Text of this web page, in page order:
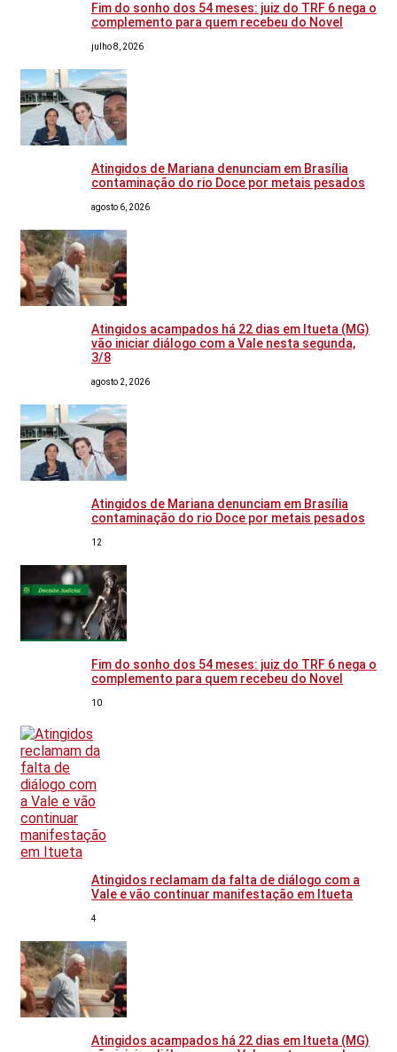
Fim do sonho dos 54 meses: juiz do TRF 6 nega o
complemento para quem recebeu do Novel
julho 8, 2026
Atingidos de Mariana denunciam em Brasília
contaminação do rio Doce por metais pesados
agosto 6, 2026
Atingidos acampados há 22 dias em Itueta (MG)
vão iniciar diálogo com a Vale nesta segunda,
3/8
agosto 2, 2026
Atingidos de Mariana denunciam em Brasília
contaminação do rio Doce por metais pesados
12
Fim do sonho dos 54 meses: juiz do TRF 6 nega o
complemento para quem recebeu do Novel
10
Atingidos reclamam da falta de diálogo com a
Vale e vão continuar manifestação em Itueta
4
Atingidos acampados há 22 dias em Itueta (MG)